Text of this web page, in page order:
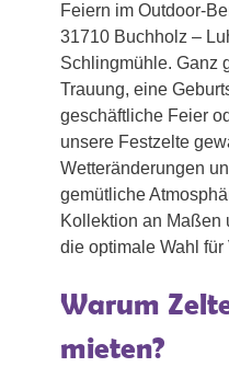
Feiern im Outdoor-
31710 Buchholz –
Schlingmühle. Ganz
Trauung, eine
geschäftliche Feier
unsere Festzelte
Wetteränderungen
gemütliche
Kollektion an Maßen
die optimale Wahl für
Warum
mieten?